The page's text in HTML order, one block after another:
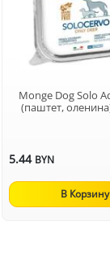
Monge Dog Solo
(паштет,
5.44 BYN
В Корзину